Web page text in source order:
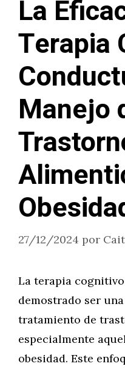
La
Terapia
Manejo
27/12/2024 por
La terapia
demostrado ser
tratamiento de
especialmente
obesidad. Este